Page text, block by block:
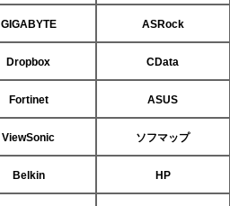
GIGABYTE ASRock
Dropbox CData
Fortinet ASUS
ViewSonic ソフマップ
Belkin HP